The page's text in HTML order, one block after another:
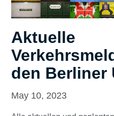
Aktuelle
den Berliner
May 10, 2023